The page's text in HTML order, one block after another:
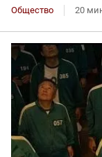
Общество 20